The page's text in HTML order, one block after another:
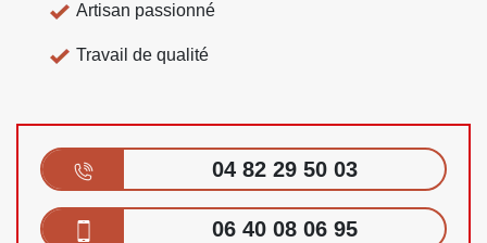
Artisan passionné
Travail de qualité
04 82 29 50 03
06 40 08 06 95